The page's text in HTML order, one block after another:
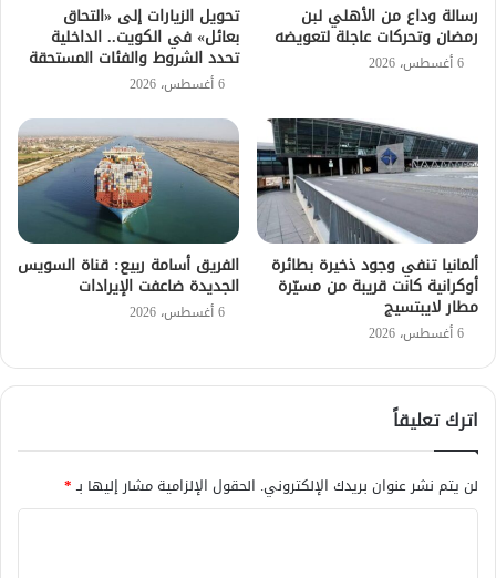
رسالة وداع من الأهلي لبن
رمضان وتحركات عاجلة لتعويضه
6 أغسطس، 2026
تحويل الزيارات إلى «التحاق
بعائل» في الكويت.. الداخلية
تحدد الشروط والفئات المستحقة
6 أغسطس، 2026
ألمانيا تنفي وجود ذخيرة بطائرة
أوكرانية كانت قريبة من مسيّرة
مطار لايبتسيج
6 أغسطس، 2026
الفريق أسامة ربيع: قناة السويس
الجديدة ضاعفت الإيرادات
6 أغسطس، 2026
اترك تعليقاً
لن يتم نشر عنوان بريدك الإلكتروني. الحقول الإلزامية مشار إليها بـ*